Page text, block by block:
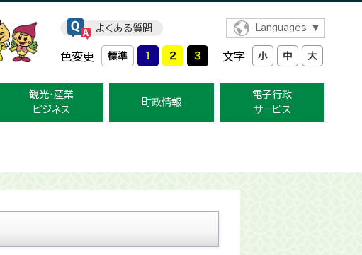
よくある質問 Languages
色変更 文字
観光・産業
ビジネス
町政情報
電子行政
サービス